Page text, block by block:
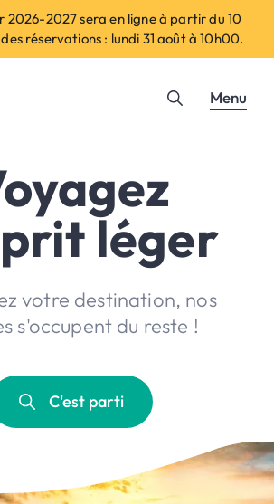
2026-2027 sera en ligne à partir du 10
réservations : lundi 31 août à 10h00.
Menu
léger
votre destination, nos
s'occupent du reste !
C'est parti